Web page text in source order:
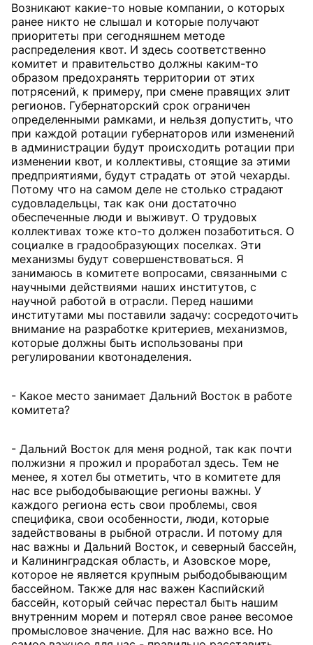
Возникают какие-то новые компании, о которых
ранее никто не слышал и которые получают
приоритеты при сегодняшнем методе
распределения квот. И здесь соответственно
комитет и правительство должны каким-то
образом предохранять территории от этих
потрясений, к примеру, при смене правящих элит
регионов. Губернаторский срок ограничен
определенными рамками, и нельзя допустить, что
при каждой ротации губернаторов или изменений
в администрации будут происходить ротации при
изменении квот, и коллективы, стоящие за этими
предприятиями, будут страдать от этой чехарды.
Потому что на самом деле не столько страдают
судовладельцы, так как они достаточно
обеспеченные люди и выживут. О трудовых
коллективах тоже кто-то должен позаботиться. О
социалке в градообразующих поселках. Эти
механизмы будут совершенствоваться. Я
занимаюсь в комитете вопросами, связанными с
научными действиями наших институтов, с
научной работой в отрасли. Перед нашими
институтами мы поставили задачу: сосредоточить
внимание на разработке критериев, механизмов,
которые должны быть использованы при
регулировании квотонаделения.
- Какое место занимает Дальний Восток в работе
комитета?
- Дальний Восток для меня родной, так как почти
полжизни я прожил и проработал здесь. Тем не
менее, я хотел бы отметить, что в комитете для
нас все рыбодобывающие регионы важны. У
каждого региона есть свои проблемы, своя
специфика, свои особенности, люди, которые
задействованы в рыбной отрасли. И потому для
нас важны и Дальний Восток, и северный бассейн,
и Калининградская область, и Азовское море,
которое не является крупным рыбодобывающим
бассейном. Также для нас важен Каспийский
бассейн, который сейчас перестал быть нашим
внутренним морем и потерял свое ранее весомое
промысловое значение. Для нас важно все. Но